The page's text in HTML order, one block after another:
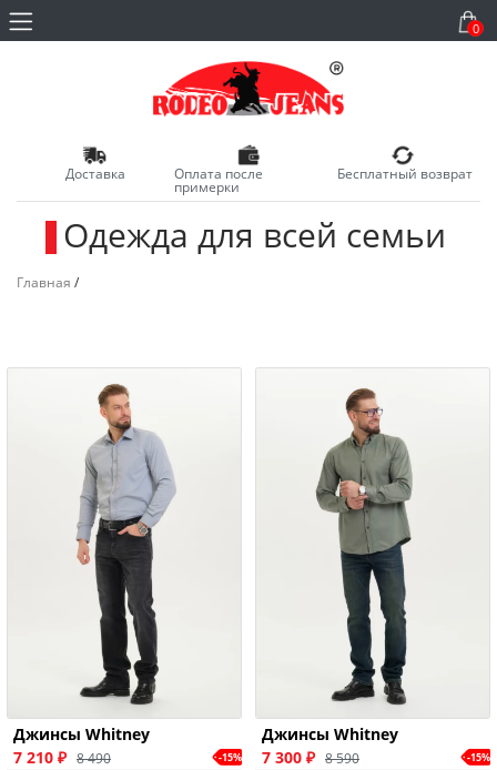
0
Доставка Оплата после
примерки
Бесплатный возврат
Одежда для всей семьи
Главная /
Джинсы Whitney
7 210 ₽ 8 490 -15%
Джинсы Whitney
7 300 ₽ 8 590 -15%